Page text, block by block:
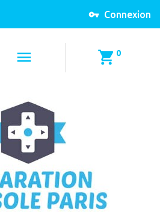
Connexion
0